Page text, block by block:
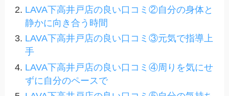
LAVA下高井戸店の良い口コミ②自分の身体と
静かに向き合う時間
LAVA下高井戸店の良い口コミ③元気で指導上
手
LAVA下高井戸店の良い口コミ④周りを気にせ
ずに自分のペースで